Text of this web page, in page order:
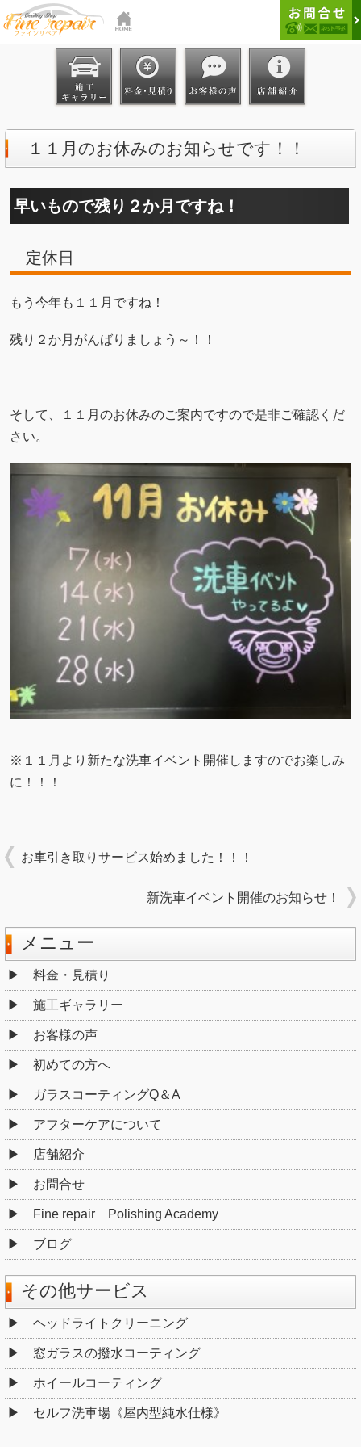
１１月のお休みのお知らせです！！
早いもので残り２か月ですね！
定休日
もう今年も１１月ですね！
残り２か月がんばりましょう～！！
そして、１１月のお休みのご案内ですので是非ご確認くだ
さい。
※１１月より新たな洗車イベント開催しますのでお楽しみ
に！！！
お車引き取りサービス始めました！！！
新洗車イベント開催のお知らせ！
メニュー
料金・見積り
施工ギャラリー
お客様の声
初めての方へ
ガラスコーティングQ＆A
アフターケアについて
店舗紹介
お問合せ
Fine repair Polishing Academy
ブログ
その他サービス
ヘッドライトクリーニング
窓ガラスの撥水コーティング
ホイールコーティング
セルフ洗車場《屋内型純水仕様》